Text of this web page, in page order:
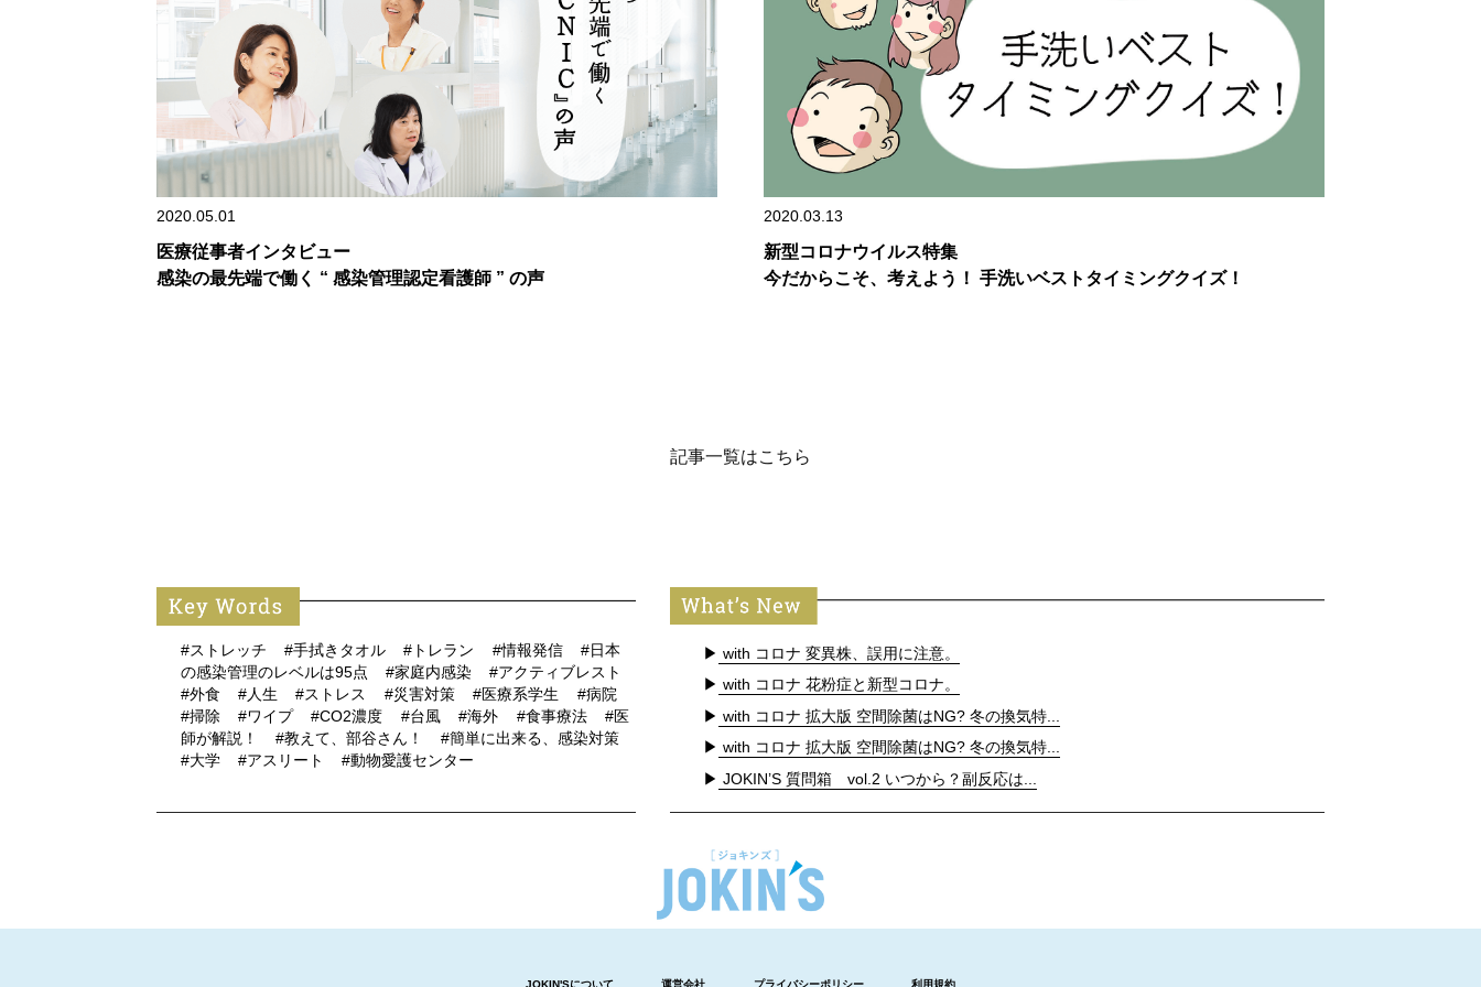
2020.05.01
医療従事者インタビュー
感染の最先端で働く “ 感染管理認定看護師 ” の声
2020.03.13
新型コロナウイルス特集
今だからこそ、考えよう！ 手洗いベストタイミングクイズ！
記事一覧はこちら
#ストレッチ #手拭きタオル #トレラン #情報発信
#日本
の感染管理のレベルは95点
#家庭内感染
#アクティブレスト
#外食
#人生 #ストレス #災害対策 #医療系学生
#病院
#掃除
#ワイプ #CO2濃度 #台風 #海外 #食事療法
#医
師が解説！
#教えて、部谷さん！
#簡単に出来る、感染対策
#大学
#アスリート #動物愛護センター
▶ with コロナ 変異株、誤用に注意。
▶ with コロナ 花粉症と新型コロナ。
▶ with コロナ 拡大版 空間除菌はNG? 冬の換気特...
▶ with コロナ 拡大版 空間除菌はNG? 冬の換気特...
▶ JOKIN’S 質問箱 vol.2 いつから？副反応は...
JOKIN'Sについて 運営会社 プライバシーポリシー 利用規約